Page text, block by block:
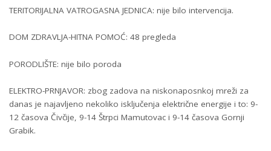
TERITORIJALNA VATROGASNA JEDNICA: nije bilo intervencija.
DOM ZDRAVLJA-HITNA POMOĆ: 48 pregleda
PORODLIŠTE: nije bilo poroda
ELEKTRO-PRNJAVOR: zbog zadova na niskonaposnkoj mreži za
danas je najavljeno nekoliko isključenja električne energije i to: 9-
12 časova Čivčije, 9-14 Štrpci Mamutovac i 9-14 časova Gornji
Grabik.